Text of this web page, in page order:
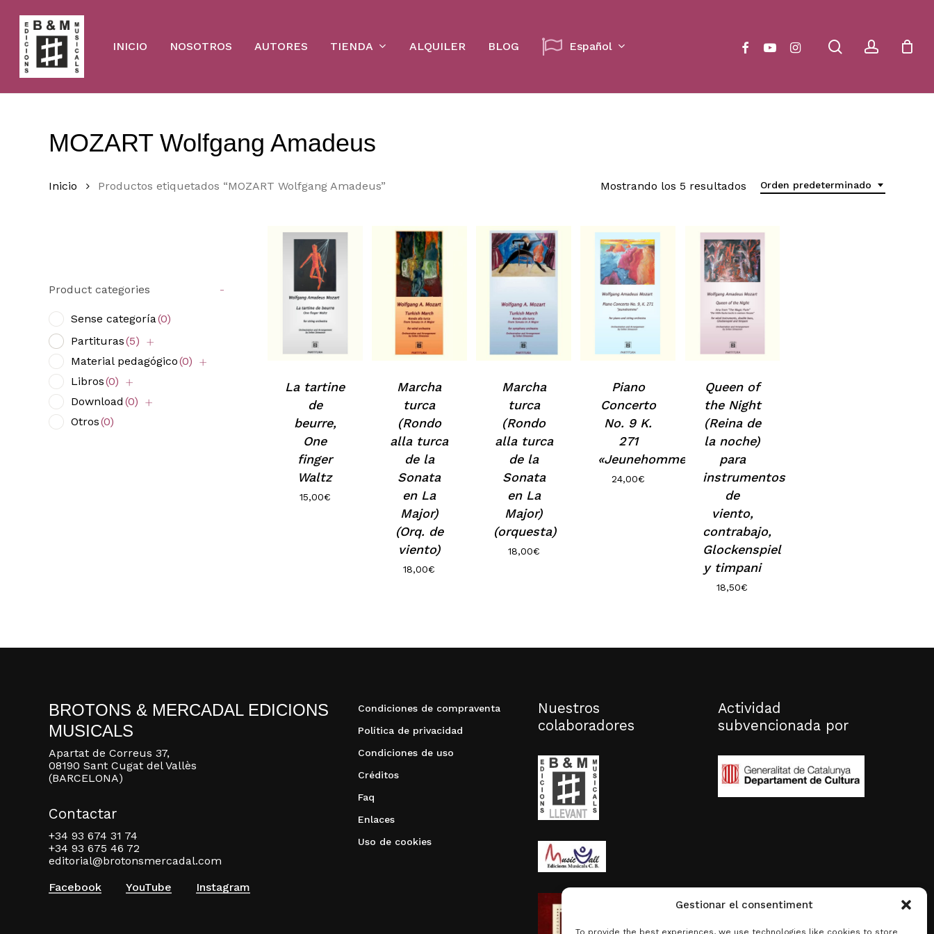
Gestionar el consentiment
To provide the best experiences, we use technologies like cookies to store
main
content
INICIO NOSOTROS AUTORES TIENDA ALQUILER BLOG Español searchaccount
facebookyoutubeinstagram Cart
No hay productos en el carrito.
Go to shop
MOZART Wolfgang Amadeus
Orden predeterminado
Mostrando los 5 resultados
Inicio Productos etiquetados “MOZART Wolfgang Amadeus”
Product categories -
Sense categoría(0)
Partituras(5)
Material pedagógico(0)
Libros(0)
Download (0)
Otros(0)
La tartine
de
beurre,
One
finger
Waltz
15,00€
Marcha
turca
(Rondo
alla turca
de la
Sonata
en La
Major)
(Orq. de
viento)
18,00€
Marcha
turca
(Rondo
alla turca
de la
Sonata
en La
Major)
(orquesta)
18,00€
Piano
Concerto
No. 9 K.
271
«Jeunehomme»
24,00€
Queen of
the Night
(Reina de
la noche)
para
instrumentos
de
viento,
contrabajo,
Glockenspiel
y timpani
18,50€
BROTONS & MERCADAL EDICIONS
MUSICALS
Apartat de Correus 37,
08190 Sant Cugat del Vallès
(BARCELONA)
Contactar
+34 93 674 31 74
+34 93 675 46 72
editorial@brotonsmercadal.com
Facebook
YouTube Instagram
Condiciones de compraventa
Política de privacidad
Condiciones de uso
Créditos
Faq
Enlaces
Uso de cookies
Nuestros
colaboradores
Actividad
subvencionada por